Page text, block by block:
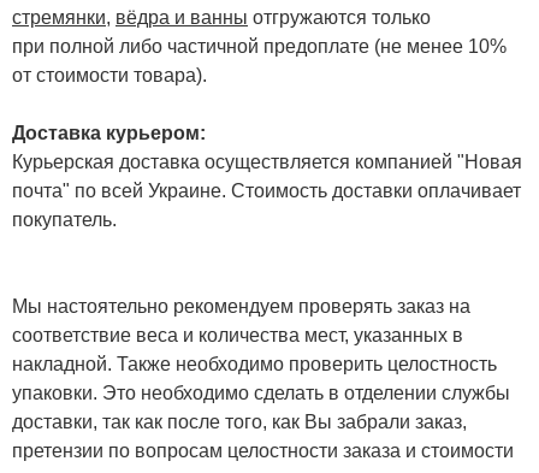
стремянки, вёдра и ванны отгружаются только
при полной либо частичной предоплате (не менее 10%
от стоимости товара).
Доставка курьером:
Курьерская доставка осуществляется компанией "Новая
почта" по всей Украине. Стоимость доставки оплачивает
покупатель.
Мы настоятельно рекомендуем проверять заказ на
соответствие веса и количества мест, указанных в
накладной. Также необходимо проверить целостность
упаковки. Это необходимо сделать в отделении службы
доставки, так как после того, как Вы забрали заказ,
претензии по вопросам целостности заказа и стоимости